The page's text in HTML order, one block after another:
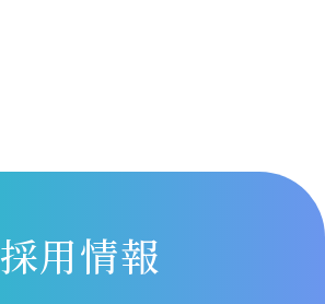
採用情報